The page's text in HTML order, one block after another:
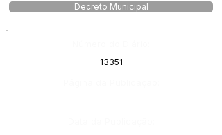
Decreto Municipal
13351